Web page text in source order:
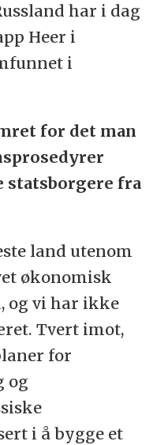
seg til å
opprettet
«befestning»
må
har i dag
Heer i
i
for det man
fra
land utenom
økonomisk
og vi har ikke
Tvert imot,
for
og
i å bygge et